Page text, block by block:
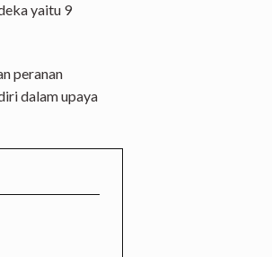
yaitu 9
peranan
dalam upaya